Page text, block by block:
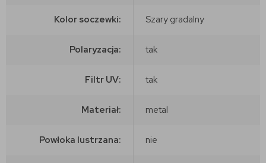
Kolor soczewki: Szary gradalny
Polaryzacja: tak
Filtr UV: tak
Materiał: metal
Powłoka lustrzana: nie